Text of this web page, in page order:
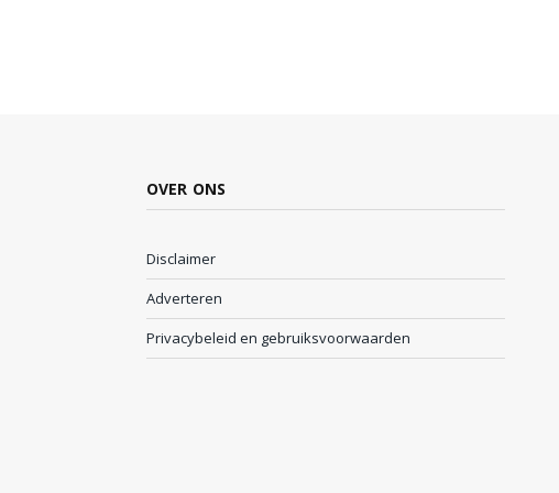
OVER ONS
Disclaimer
Adverteren
Privacybeleid en gebruiksvoorwaarden